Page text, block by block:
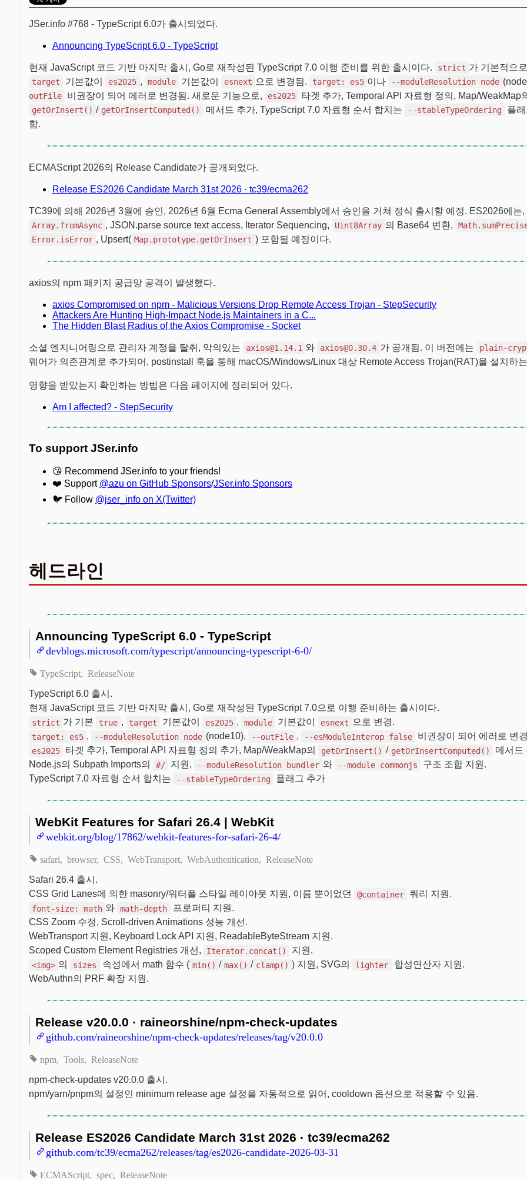
JSer.info #768 - TypeScript 6.0가 출시되었다.
Announcing TypeScript 6.0 - TypeScript
현재 JavaScript 코드 기반 마지막 출시, Go로 재작성된 TypeScript 7.0 이행 준비를 위한 출시이다. strict 가 기본적으로
target 기본값이 es2025 , module 기본값이 esnext 으로 변경됨. target: es5 이나 --moduleResolution node
outFile
비권장이 되어 에러로 변경됨. 새로운 기능으로, es2025 타겟 추가, Temporal API 자료형 정의, Map/WeakMap
getOrInsert() / getOrInsertComputed() 메서드 추가, TypeScript 7.0 자료형 순서 합치는 --stableTypeOrdering
플
함.
ECMAScript 2026의 Release Candidate가 공개되었다.
Release ES2026 Candidate March 31st 2026 · tc39/ecma262
TC39에 의해 2026년 3월에 승인, 2026년 6월 Ecma General Assembly에서 승인을 거쳐 정식 출시할 예정. ES2026에는,
Array.fromAsync , JSON.parse source text access, Iterator Sequencing, Uint8Array 의 Base64 변환,
Error.isError , Upsert( Map.prototype.getOrInsert ) 포함될 예정이다.
axios의 npm 패키지 공급망 공격이 발생했다.
axios Compromised on npm - Malicious Versions Drop Remote Access Trojan - StepSecurity
Attackers Are Hunting High-Impact Node.js Maintainers in a C...
The Hidden Blast Radius of the Axios Compromise - Socket
소셜 엔지니어링으로 관리자 계정을 탈취, 악의있는 axios@1.14.1 와 axios@0.30.4 가 공개됨. 이 버전에는 plain-
웨어가 의존관계로 추가되어, postinstall 훅을 통해 macOS/Windows/Linux 대상 Remote Access Trojan(RAT)을 설치하
영향을 받았는지 확인하는 방법은 다음 페이지에 정리되어 있다.
Am I affected? - StepSecurity
To support JSer.info
😘 Recommend JSer.info to your friends!
❤️ Support @azu on GitHub Sponsors/JSer.info Sponsors
🐦 Follow @jser_info on X(Twitter)
헤드라인
Announcing TypeScript 6.0 - TypeScript
devblogs.microsoft.com/typescript/announcing-typescript-6-0/
TypeScript ReleaseNote
TypeScript 6.0 출시.
현재 JavaScript 코드 기반 마지막 출시, Go로 재작성된 TypeScript 7.0으로 이행 준비하는 출시이다.
strict 가 기본 true , target 기본값이 es2025 , module 기본값이 esnext 으로 변경.
target: es5 , --moduleResolution node (node10), --outFile , --esModuleInterop false 비권장이 되어 에러로 변
es2025 타겟 추가, Temporal API 자료형 정의 추가, Map/WeakMap의 getOrInsert() / getOrInsertComputed()
메서드
Node.js의 Subpath Imports의
#/ 지원, --moduleResolution bundler 와 --module commonjs
구조 조합 지원.
TypeScript 7.0 자료형 순서 합치는
--stableTypeOrdering 플래그 추가
WebKit Features for Safari 26.4 | WebKit
webkit.org/blog/17862/webkit-features-for-safari-26-4/
safari browser CSS WebTransport WebAuthentication ReleaseNote
Safari 26.4 출시.
CSS Grid Lanes에 의한 masonry/워터폴 스타일 레이아웃 지원, 이름 뿐이었던
@container 쿼리 지원.
font-size: math 와 math-depth
프로퍼티 지원.
CSS Zoom 수정, Scroll-driven Animations 성능 개선.
WebTransport 지원, Keyboard Lock API 지원, ReadableByteStream 지원.
Scoped Custom Element Registries 개선,
Iterator.concat() 지원.
<img> 의 sizes 속성에서 math 함수 ( min() / max() / clamp() ) 지원, SVG의 lighter
합성연산자 지원.
WebAuthn의 PRF 확장 지원.
Release v20.0.0 · raineorshine/npm-check-updates
github.com/raineorshine/npm-check-updates/releases/tag/v20.0.0
npm Tools ReleaseNote
npm-check-updates v20.0.0 출시.
npm/yarn/pnpm의 설정인 minimum release age 설정을 자동적으로 읽어, cooldown 옵션으로 적용할 수 있음.
Release ES2026 Candidate March 31st 2026 · tc39/ecma262
github.com/tc39/ecma262/releases/tag/es2026-candidate-2026-03-31
ECMAScript spec ReleaseNote